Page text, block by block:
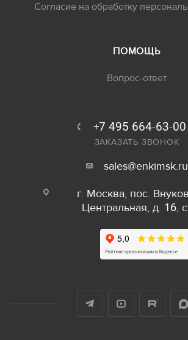
Согласие на обработку
ПОМОЩЬ
Вопрос-ответ
+7 495 664-63-00
ЗАКАЗАТЬ ЗВОНОК
sales@enkimsk.ru
г. Москва, пос.
Центральная, д. 16,